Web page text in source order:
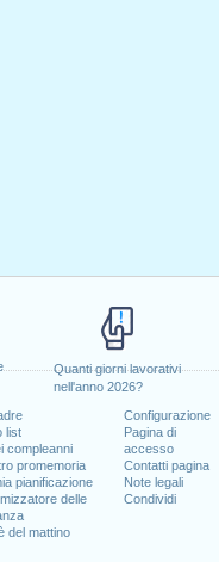
Quanti giorni lavorativi
nell'anno 2026?
list
compleanni
promemoria
pianificazione
delle
del mattino
Configurazione
Pagina di
accesso
Contatti pagina
Note legali
Condividi